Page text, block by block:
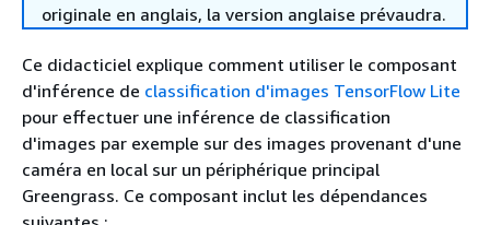
originale en anglais, la version anglaise prévaudra.
Ce didacticiel explique comment utiliser le composant
d'inférence de classification d'images TensorFlow Lite
pour effectuer une inférence de classification
d'images par exemple sur des images provenant d'une
caméra en local sur un périphérique principal
Greengrass. Ce composant inclut les dépendances